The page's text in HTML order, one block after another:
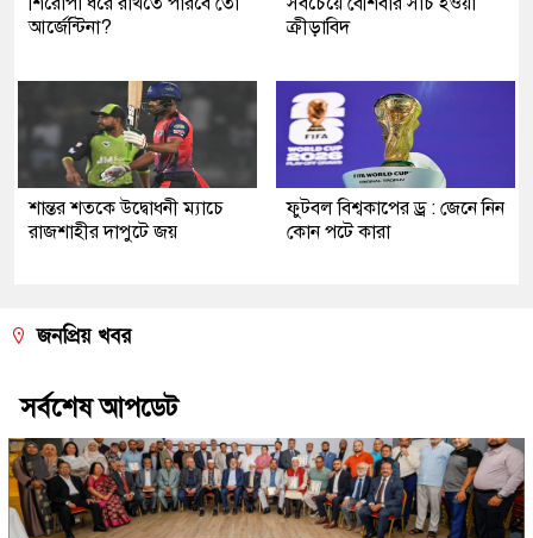
আর্জেন্টিনা?
ক্রীড়াবিদ
শান্তর শতকে উদ্বোধনী ম্যাচে
রাজশাহীর দাপুটে জয়
ফুটবল বিশ্বকাপের ড্র : জেনে নিন
কোন পটে কারা
জনপ্রিয় খবর
সর্বশেষ আপডেট